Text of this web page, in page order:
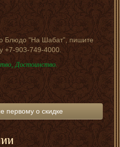
Блюдо "На Шабат”, пишите
+7-903-749-4000.
Достоинство.
первому о скидке